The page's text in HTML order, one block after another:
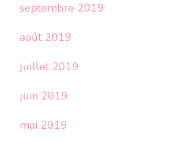
septembre 2019
août 2019
juillet 2019
juin 2019
mai 2019